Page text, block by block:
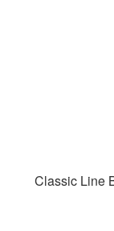
Classic Line